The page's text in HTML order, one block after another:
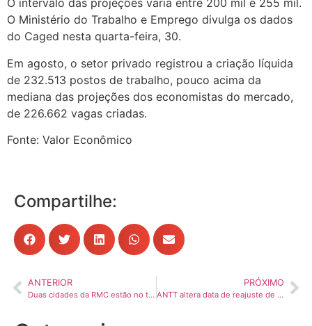
O intervalo das projeções varia entre 200 mil e 255 mil.
O Ministério do Trabalho e Emprego divulga os dados
do Caged nesta quarta-feira, 30.
Em agosto, o setor privado registrou a criação líquida
de 232.513 postos de trabalho, pouco acima da
mediana das projeções dos economistas do mercado,
de 226.662 vagas criadas.
Fonte: Valor Econômico
Compartilhe:
ANTERIOR
Duas cidades da RMC estão no top 10 do PIB paulista
PRÓXIMO
ANTT altera data de reajuste de pedágios de concessionárias da CCR e Ecorodovias